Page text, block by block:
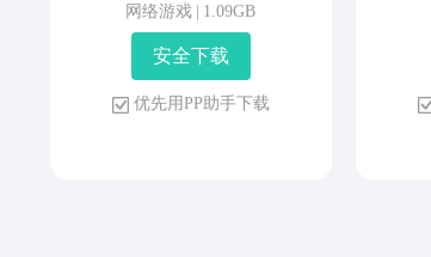
网络游戏 1.09GB
安 全 下 载
优 先 用 P P 助 手 下 载